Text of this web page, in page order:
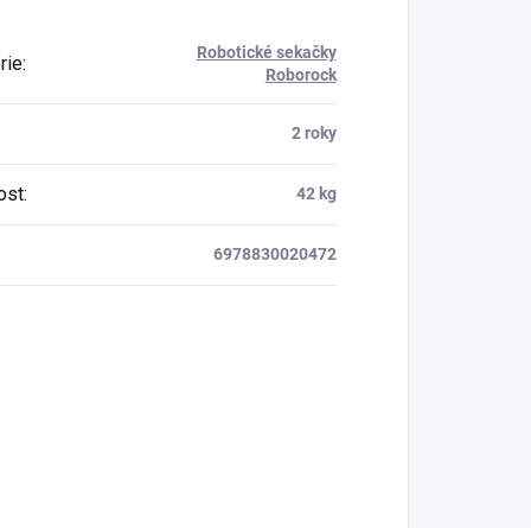
:
Robotické sekačky
Roborock
2 roky
: 42 kg
6978830020472